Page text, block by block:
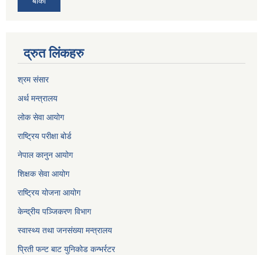
द्रुत लिंकहरु
श्रम संसार
अर्थ मन्त्रालय
लोक सेवा आयोग
राष्ट्रिय परीक्षा बोर्ड
नेपाल कानुन आयोग
शिक्षक सेवा आयोग
राष्ट्रिय योजना आयोग
केन्द्रीय पञ्जिकरण विभाग
स्वास्थ्य तथा जनसंख्या मन्त्रालय
प्रिती फन्ट बाट युनिकोड कन्भर्रटर